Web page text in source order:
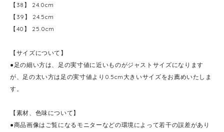
【38】 24.0cm
【39】 24.5cm
【40】 25.0cm
【サイズについて】
●足の細い方は、足の実寸値に近いものがジャストサイズになります
が、足の太い方は足の実寸値より0.5cm大きいサイズをお薦めいたしま
す。
【素材、色味について】
●商品画像はご覧になるモニターなどの環境によって若干の誤差があり